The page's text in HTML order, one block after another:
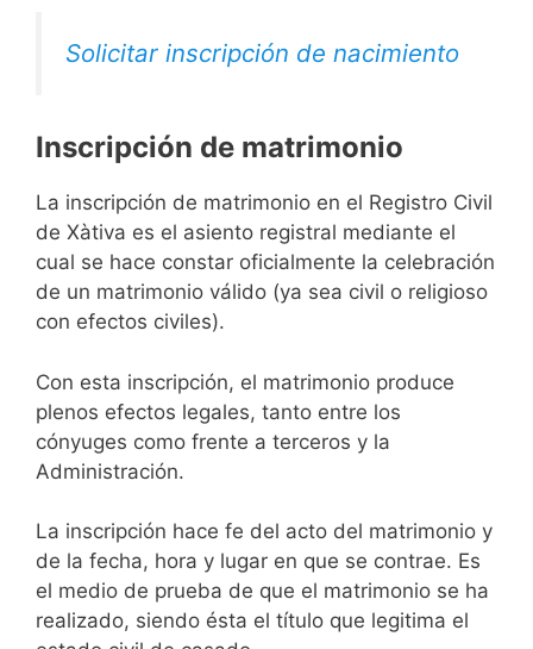
Solicitar inscripción de nacimiento
Inscripción de matrimonio
La inscripción de matrimonio en el Registro Civil
de Xàtiva es el asiento registral mediante el
cual se hace constar oficialmente la celebración
de un matrimonio válido (ya sea civil o religioso
con efectos civiles).
Con esta inscripción, el matrimonio produce
plenos efectos legales, tanto entre los
cónyuges como frente a terceros y la
Administración.
La inscripción hace fe del acto del matrimonio y
de la fecha, hora y lugar en que se contrae. Es
el medio de prueba de que el matrimonio se ha
realizado, siendo ésta el título que legitima el